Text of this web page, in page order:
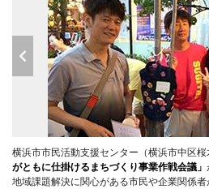
横浜市市民活動支援センター（横浜市中区桜
がともに仕掛けるまちづくり事業作戦会議」
地域課題解決に関心がある市民や企業関係